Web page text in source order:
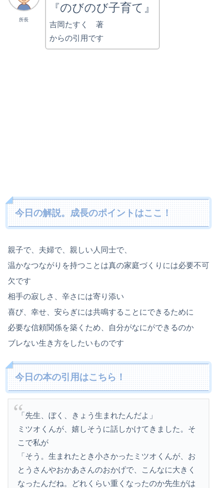
所長
『のびのび子育て』
吉岡たすく 著
からの引用です
今日の解説。成長のポイントはここ！
親子で、夫婦で、親しい人同士で、
温かなつながりを持つことは真の家庭づくりには必要不可
欠です
相手の寂しさ、辛さには寄り添い
喜び、幸せ、安らぎには共鳴することにできるために
必要な信頼関係を築くため、自分がなにができるのか
ブレない生き方をしたいものです
今日の本の引用はこちら！
「先生、ぼく、きょう生まれたんだよ」
ミツオくんが、嬉しそうに話しかけてきました。そ
こで私が
「そう。生まれたとき小さかったミツオくんが、お
とうさんやおかあさんのおかげで、こんなに大きく
なったんだね。どれくらい重くなったのか先生がは